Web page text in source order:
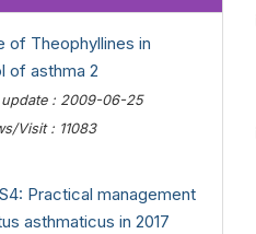
of Theophyllines in
of asthma 2
: 2009-06-25
Visit : 11083
Practical management
asthmaticus in 2017